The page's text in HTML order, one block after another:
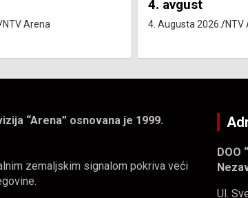
NTV Arena
4. avgust
4. Augusta 2026. NTV
“Arena” osnovana je 1999.
zemaljskim signalom pokriva veći
DOO
Ul.